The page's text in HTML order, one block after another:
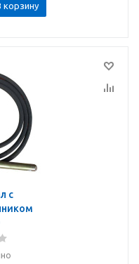
корзину
с